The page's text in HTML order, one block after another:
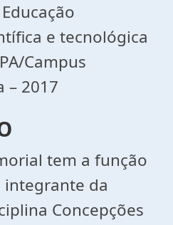
e tecnológica
Campus
2017
tem a função
da
Concepções